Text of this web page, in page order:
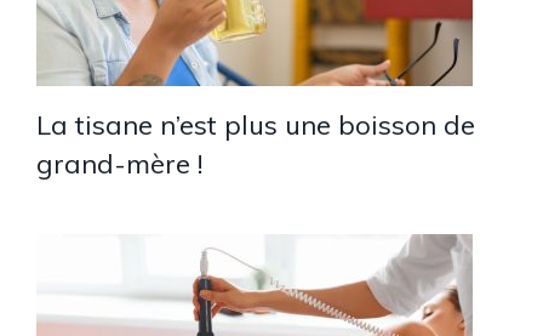
La tisane n’est plus une boisson de
grand-mère !